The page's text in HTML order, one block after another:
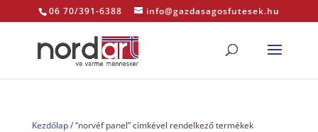
06 70/391-6388 info@gazdasagosfutesek.hu
Kezdőlap/ “norvéf panel” címkével rendelkező termékek